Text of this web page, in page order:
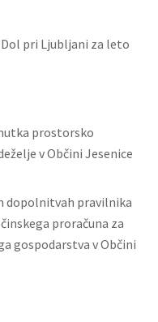
pri Ljubljani za leto
prostorsko
v Občini Jesenice
dopolnitvah pravilnika
proračuna za
gospodarstva v Občini